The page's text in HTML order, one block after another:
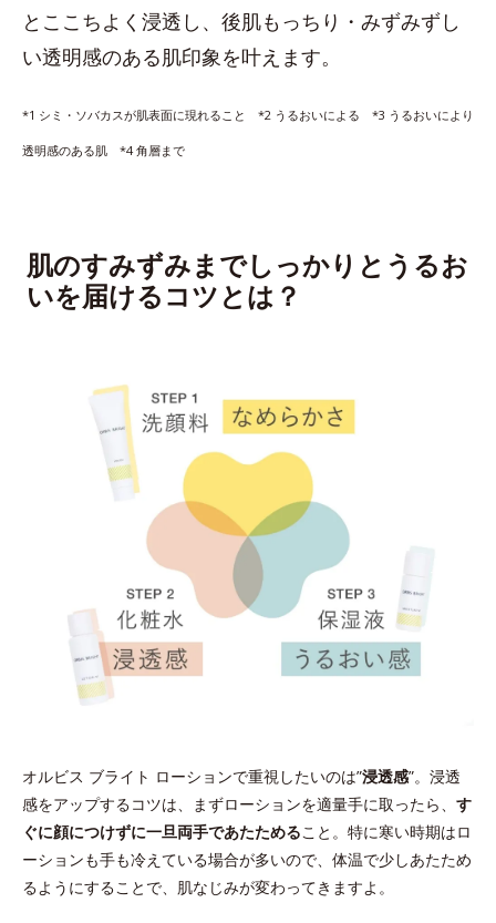
とここちよく浸透し、後肌もっちり・みずみずし
い透明感のある肌印象を叶えます。
*1 シミ・ソバカスが肌表面に現れること *2 うるおいによる *3 うるおいにより
透明感のある肌 *4 角層まで
肌のすみずみまでしっかりとうるお
いを届けるコツとは？
オルビス ブライト ローションで重視したいのは”浸透感”。浸透
感をアップするコツは、まずローションを適量手に取ったら、 す
ぐに顔につけずに一旦両手であたためること。特に寒い時期はロ
ーションも手も冷えている場合が多いので、体温で少しあたため
るようにすることで、肌なじみが変わってきますよ。